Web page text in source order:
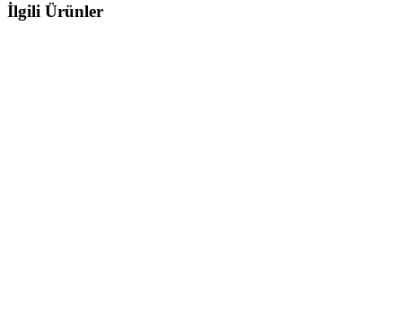
İlgili Ürünler